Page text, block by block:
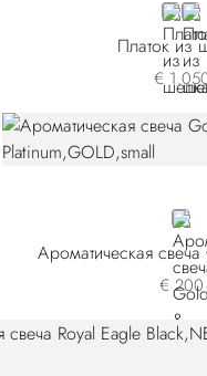
GREY
Платок из
€
GOLD
Ароматическая
€ 200